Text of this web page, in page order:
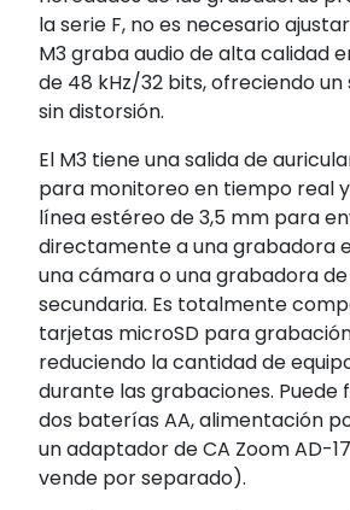
la serie F, no es necesario
M3 graba audio de alta calidad
de 48 kHz/32 bits, ofreciendo
sin distorsión.
El M3 tiene una salida de
para monitoreo en tiempo real
línea estéreo de 3,5 mm para
directamente a una grabadora
una cámara o una grabadora
secundaria. Es totalmente
tarjetas microSD para
reduciendo la cantidad de
durante las grabaciones. Puede
dos baterías AA, alimentación
un adaptador de CA Zoom AD-
vende por separado).